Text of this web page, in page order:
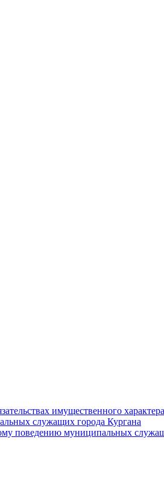
имущественного характера
служащих города Кургана
поведению муниципальных